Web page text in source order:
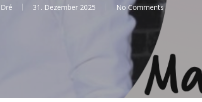
Dré 31. Dezember 2025 No Comments